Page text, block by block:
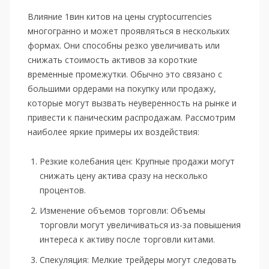
Влияние 1вин китов на цены cryptocurrencies
многогранно и может проявляться в нескольких
формах. Они способны резко увеличивать или
снижать стоимость активов за короткие
временные промежутки. Обычно это связано с
большими ордерами на покупку или продажу,
которые могут вызвать неуверенность на рынке и
привести к паническим распродажам. Рассмотрим
наиболее яркие примеры их воздействия:
Резкие колебания цен: Крупные продажи могут
снижать цену актива сразу на несколько
процентов.
Изменение объемов торговли: Объемы
торговли могут увеличиваться из-за повышения
интереса к активу после торговли китами.
Спекуляция: Мелкие трейдеры могут следовать